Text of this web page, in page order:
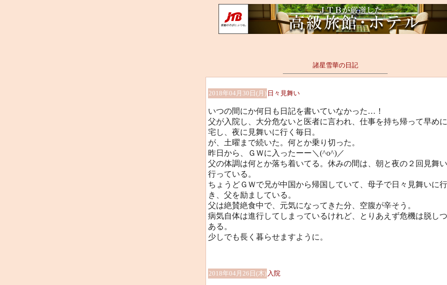
諸星雪華の日記
2018年04月30日(月) 日々見舞い
いつの間にか何日も日記を書いていなかった…！
父が入院し、大分危ないと医者に言われ、仕事を持ち帰って早め
宅し、夜に見舞いに行く毎日。
が、土曜まで続いた。何とか乗り切った。
昨日から、ＧＷに入ったーー＼(^o^)／
父の体調は何とか落ち着いてる。休みの間は、朝と夜の２回見舞
行っている。
ちょうどＧＷで兄が中国から帰国していて、母子で日々見舞いに行
き、父を励ましている。
父は絶賛絶食中で、元気になってきた分、空腹が辛そう。
病気自体は進行してしまっているけれど、とりあえず危機は脱し
ある。
少しでも長く暮らせますように。
2018年04月26日(木) 入院